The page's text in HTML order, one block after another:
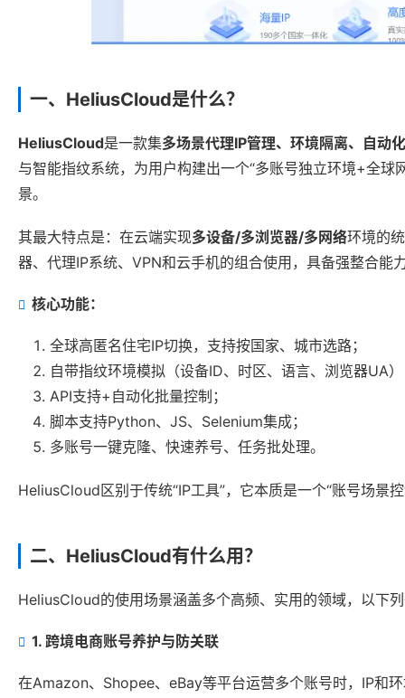
一、HeliusCloud是什么？
HeliusCloud是一款集多场景代理IP管理、环境隔离、自动
与智能指纹系统，为用户构建出一个“多账号独立环境+全
景。
其最大特点是：在云端实现多设备/多浏览器/多网络环境的
器、代理IP系统、VPN和云手机的组合使用，具备强整合能
核心功能：
全球高匿名住宅IP切换，支持按国家、城市选路；
自带指纹环境模拟（设备ID、时区、语言、浏览器UA
API支持+自动化批量控制；
脚本支持Python、JS、Selenium集成；
多账号一键克隆、快速养号、任务批处理。
HeliusCloud区别于传统“IP工具”，它本质是一个“账号场景
二、HeliusCloud有什么用？
HeliusCloud的使用场景涵盖多个高频、实用的领域，以下
1. 跨境电商账号养护与防关联
在Amazon、Shopee、eBay等平台运营多个账号时，IP和